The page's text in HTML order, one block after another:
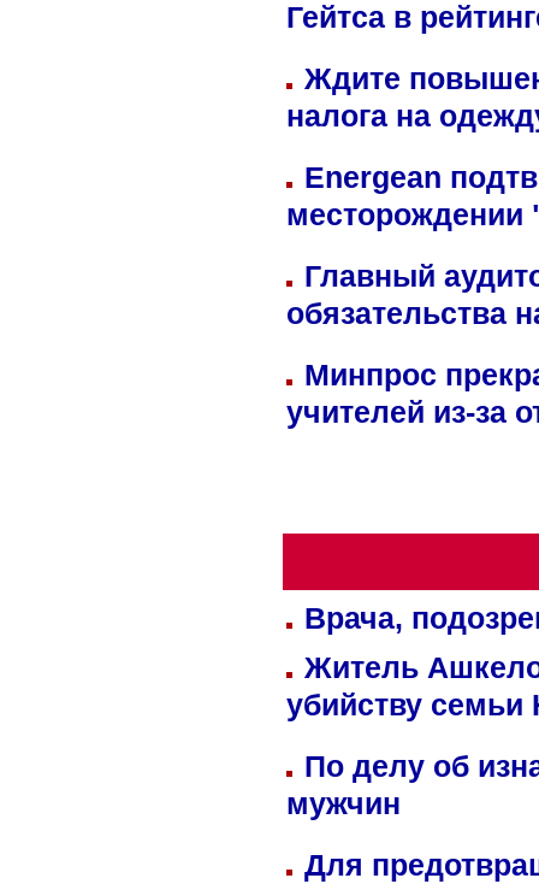
Гейтса в
Ждите
налога на
Energean
Главный
обязательства
Минпрос
учителей из-за
Врача,
Житель
убийству семьи
По делу об
мужчин
Для